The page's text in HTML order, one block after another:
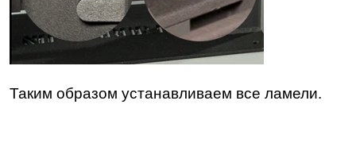
Таким образом устанавливаем все ламели.